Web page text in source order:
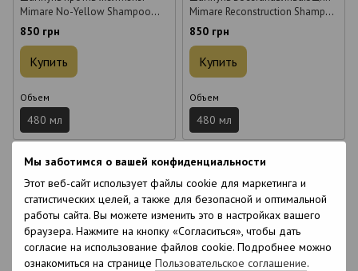
Мы заботимся о вашей конфиденциальности
Этот веб-сайт использует файлы cookie для маркетинга и
статистических целей, а также для безопасной и оптимальной
работы сайта. Вы можете изменить это в настройках вашего
браузера. Нажмите на кнопку «Согласиться», чтобы дать
согласие на использование файлов cookie. Подробнее можно
ознакомиться на странице Пользовательское соглашение.
Mimare No-Yellow Shampoo
480 мл
850 грн
Купить
Объем
480 мл
Mimare Reconstruction Shampoo
480 мл
850 грн
Купить
Объем
480 мл
Хит